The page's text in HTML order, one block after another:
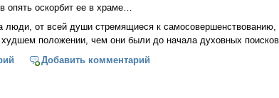
опять оскорбит ее в храме…
люди, от всей души стремящиеся к самосовершенствованию,
положении, чем они были до начала духовных
ведущей вверх
Добавить комментарий